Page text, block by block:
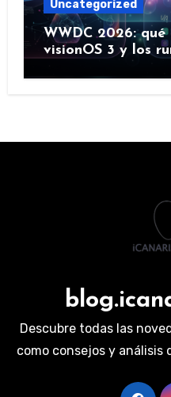
Uncategorized
WWDC 2026: qué
visionOS 3 y los
Descubre todas las
como consejos y análisis